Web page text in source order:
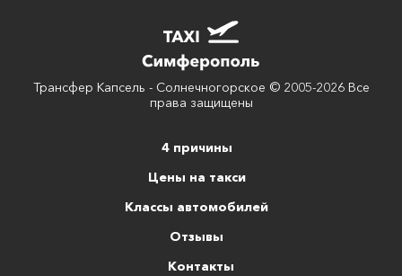
Трансфер Капсель - Солнечногорское © 2005-2026 Все
права защищены
4 причины
Цены на такси
Классы автомобилей
Отзывы
Контакты